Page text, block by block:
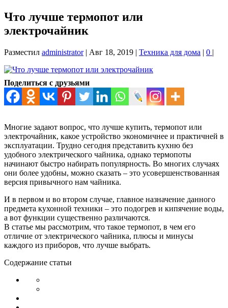
Что лучше термопот или
электрочайник
Разместил administrator| Авг 18, 2019 | Техника для дома | 0 |
Поделиться с друзьями
Многие задают вопрос, что лучше купить, термопот или
электрочайник, какое устройство экономичнее и практичней в
эксплуатации. Трудно сегодня представить кухню без
удобного электрического чайника, однако термопоты
начинают быстро набирать популярность. Во многих случаях
они более удобны, можно сказать – это усовершенствованная
версия привычного нам чайника.
И в первом и во втором случае, главное назначение данного
предмета кухонной техники – это подогрев и кипячение воды,
а вот функции существенно различаются.
В статье мы рассмотрим, что такое термопот, в чем его
отличие от электрического чайника, плюсы и минусы
каждого из приборов, что лучше выбрать.
Содержание статьи